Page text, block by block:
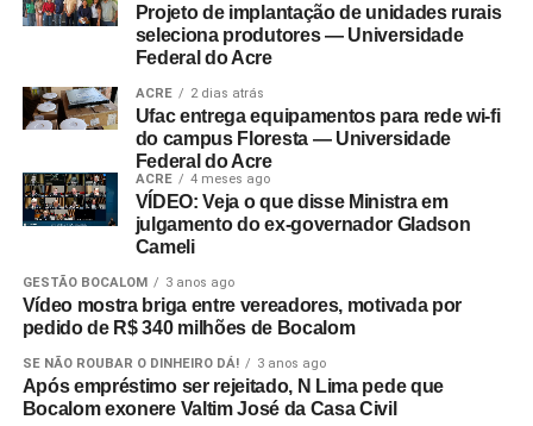
Projeto de implantação de unidades rurais
seleciona produtores — Universidade
Federal do Acre
ACRE 2 dias atrás
Ufac entrega equipamentos para rede wi-fi
do campus Floresta — Universidade
Federal do Acre
ACRE 4 meses ago
VÍDEO: Veja o que disse Ministra em
julgamento do ex-governador Gladson
Cameli
GESTÃO BOCALOM 3 anos ago
Vídeo mostra briga entre vereadores, motivada por
pedido de R$ 340 milhões de Bocalom
SE NÃO ROUBAR O DINHEIRO DÁ! 3 anos ago
Após empréstimo ser rejeitado, N Lima pede que
Bocalom exonere Valtim José da Casa Civil